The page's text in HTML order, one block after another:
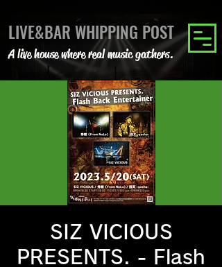
LIVE&BAR WHIPPING POST
A live house where real music gathers.
SIZ VICIOUS
PRESENTS. - Flash